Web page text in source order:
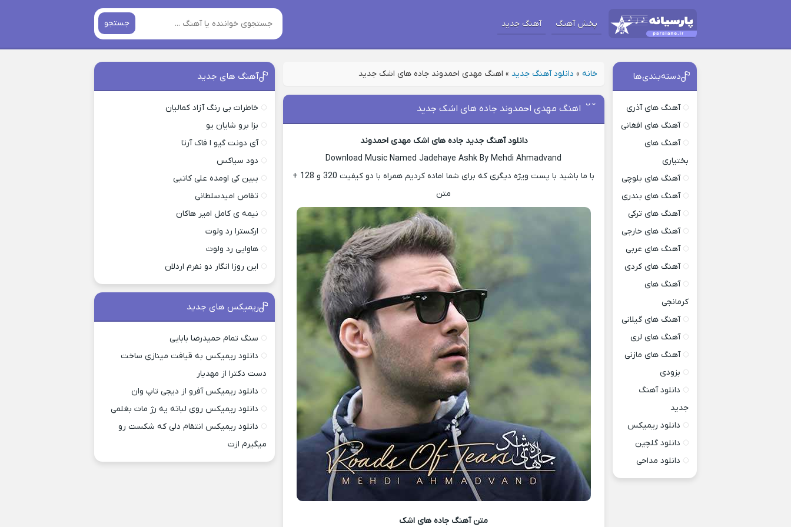
پخش آهنگ آهنگ جدید جستجو
خانه » دانلود آهنگ جدید » اهنگ مهدی احمدوند جاده های اشک جدید
اهنگ مهدی احمدوند جاده های اشک جدید
دانلود آهنگ جدید جاده های اشک مهدی احمدوند
Download Music Named Jadehaye Ashk By Mehdi Ahmadvand
با ما باشید با پست ویژه دیگری که برای شما اماده کردیم همراه با دو کیفیت 320 و 128 +
متن
متن آهنگ جاده های اشک
دسته‌بندی‌ها
آهنگ های آذری
آهنگ های افغانی
آهنگ های
بختیاری
آهنگ های بلوچی
آهنگ های بندری
آهنگ های ترکی
آهنگ های خارجی
آهنگ های عربی
آهنگ های کردی
آهنگ های
کرمانجی
آهنگ های گیلانی
آهنگ های لری
آهنگ های مازنی
بزودی
دانلود آهنگ
جدید
دانلود ریمیکس
دانلود گلچین
دانلود مداحی
آهنگ های جدید
خاطرات بی رنگ آزاد کمالیان
بزا برو شایان یو
آی دونت گیو ا فاک آرتا
دود سیاکس
ببین کی اومده علی کاتبی
تقاص امیدسلطانی
نیمه ی کامل امیر هاکان
ارکسترا رد ولوت
هاوایی رد ولوت
این روزا انگار دو نفرم اردلان
ریمیکس های جدید
سنگ تمام حمیدرضا بابایی
دانلود ریمیکس به قیافت مینازی ساخت
دست دکترا از مهدیار
دانلود ریمیکس آفرو از ديجی تاپ وان
دانلود ریمیکس روی لباته یه رژ مات بغلمی
دانلود ریمیکس انتقام دلی که شکست رو
میگیرم ازت